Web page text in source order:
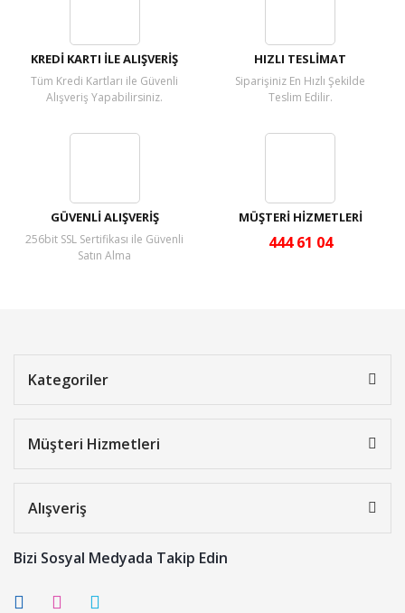
KREDİ KARTI İLE ALIŞVERİŞ
Tüm Kredi Kartları ile Güvenli
Alışveriş Yapabilirsiniz.
HIZLI TESLİMAT
Siparişiniz En Hızlı Şekilde
Teslim Edilir.
GÜVENLİ ALIŞVERİŞ
256bit SSL Sertifikası ile Güvenli
Satın Alma
MÜŞTERİ HİZMETLERİ
444 61 04
Kategoriler
Müşteri Hizmetleri
Alışveriş
Bizi Sosyal Medyada Takip Edin